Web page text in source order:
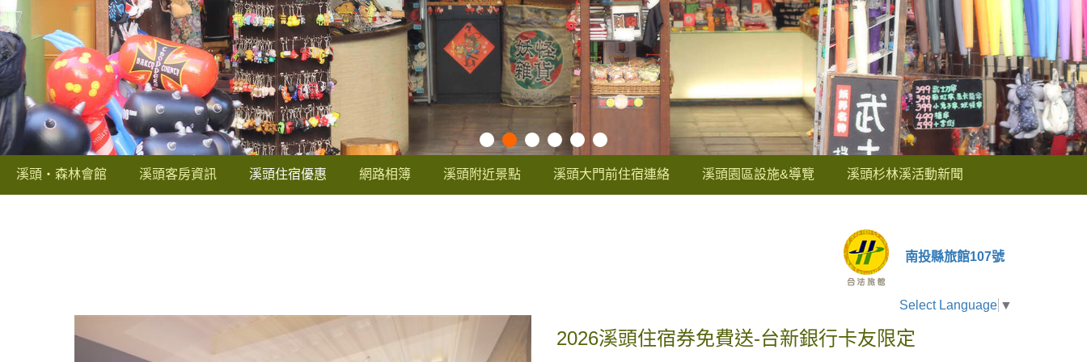
溪頭‧森林會館 溪頭客房資訊 溪頭住宿優惠 網路相簿 溪頭附近景點 溪頭大門前住宿連絡 溪頭園區設施&導覽 溪頭杉林溪活動新聞
南投縣旅館107號
Select Language ▼
2026溪頭住宿券免費送-台新銀行卡友限定